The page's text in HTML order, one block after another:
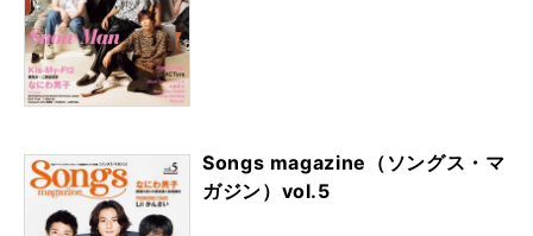
Songs magazine（ソングス・マ
ガジン）vol.5